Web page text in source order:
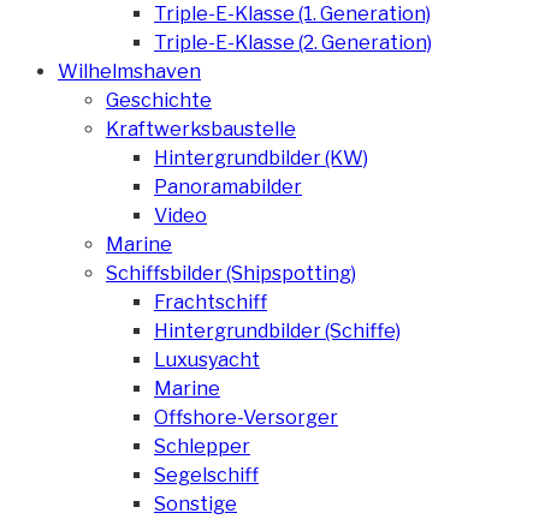
Triple-E-Klasse (1. Generation)
Triple-E-Klasse (2. Generation)
Wilhelmshaven
Geschichte
Kraftwerksbaustelle
Hintergrundbilder (KW)
Panoramabilder
Video
Marine
Schiffsbilder (Shipspotting)
Frachtschiff
Hintergrundbilder (Schiffe)
Luxusyacht
Marine
Offshore-Versorger
Schlepper
Segelschiff
Sonstige